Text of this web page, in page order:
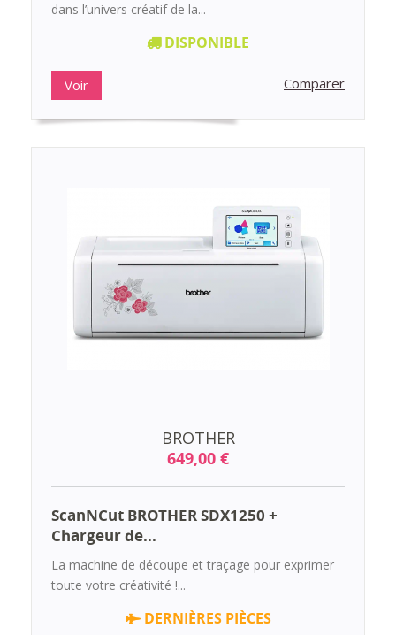
dans l’univers créatif de la...
DISPONIBLE
Voir Comparer
BROTHER
649,00 €
ScanNCut BROTHER SDX1250 +
Chargeur de...
La machine de découpe et traçage pour exprimer
toute votre créativité !...
DERNIÈRES PIÈCES